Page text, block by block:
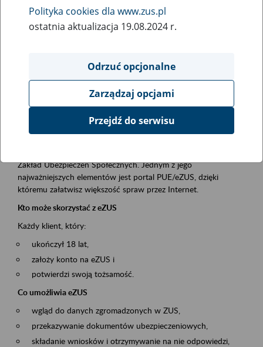
Rodzaj wydarzenia
Szkolenia
Obszar merytoryczny
obsługa klientów
Opis wydarzenia
Platforma Usług Elektronicznych ZUS eZUS
Zakład Ubezpieczeń Społecznych. Jednym z jego
najważniejszych elementów jest portal PUE/eZUS, dzięki
któremu załatwisz większość spraw przez Internet.
Kto może skorzystać z eZUS
Każdy klient, który:
ukończył 18 lat,
założy konto na eZUS i
potwierdzi swoją tożsamość.
Co umożliwia eZUS
wgląd do danych zgromadzonych w ZUS,
przekazywanie dokumentów ubezpieczeniowych,
składanie wniosków i otrzymywanie na nie odpowiedzi,
Polityka cookies dla www.zus.pl
ostatnia aktualizacja 19.08.2024 r.
Odrzuć opcjonalne
Zarządzaj opcjami
Przejdź do serwisu